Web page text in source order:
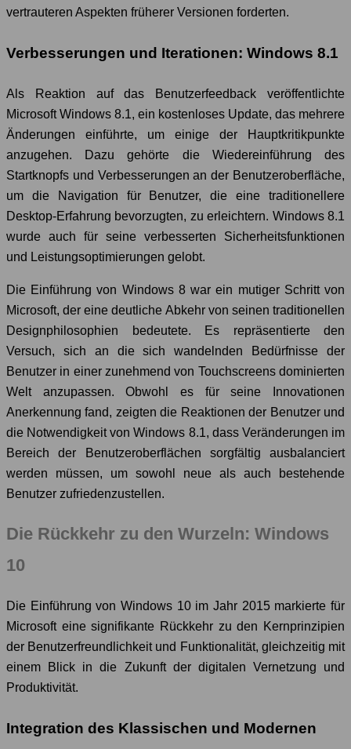
vertrauteren Aspekten früherer Versionen forderten.
Verbesserungen und Iterationen: Windows 8.1
Als Reaktion auf das Benutzerfeedback veröffentlichte
Microsoft Windows 8.1, ein kostenloses Update, das mehrere
Änderungen einführte, um einige der Hauptkritikpunkte
anzugehen. Dazu gehörte die Wiedereinführung des
Startknopfs und Verbesserungen an der Benutzeroberfläche,
um die Navigation für Benutzer, die eine traditionellere
Desktop-Erfahrung bevorzugten, zu erleichtern. Windows 8.1
wurde auch für seine verbesserten Sicherheitsfunktionen
und Leistungsoptimierungen gelobt.
Die Einführung von Windows 8 war ein mutiger Schritt von
Microsoft, der eine deutliche Abkehr von seinen traditionellen
Designphilosophien bedeutete. Es repräsentierte den
Versuch, sich an die sich wandelnden Bedürfnisse der
Benutzer in einer zunehmend von Touchscreens dominierten
Welt anzupassen. Obwohl es für seine Innovationen
Anerkennung fand, zeigten die Reaktionen der Benutzer und
die Notwendigkeit von Windows 8.1, dass Veränderungen im
Bereich der Benutzeroberflächen sorgfältig ausbalanciert
werden müssen, um sowohl neue als auch bestehende
Benutzer zufriedenzustellen.
Die Rückkehr zu den Wurzeln: Windows
10
Die Einführung von Windows 10 im Jahr 2015 markierte für
Microsoft eine signifikante Rückkehr zu den Kernprinzipien
der Benutzerfreundlichkeit und Funktionalität, gleichzeitig mit
einem Blick in die Zukunft der digitalen Vernetzung und
Produktivität.
Integration des Klassischen und Modernen